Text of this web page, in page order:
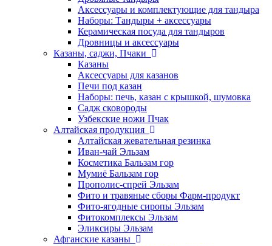
Аксессуары и комплектующие для тандыра
Наборы: Тандыры + аксессуары
Керамическая посуда для тандыров
Дровницы и аксессуары
Казаны, саджи, Пчаки
Казаны
Аксессуары для казанов
Печи под казан
Наборы: печь, казан с крышкой, шумовка
Садж сковороды
Узбекские ножи Пчак
Алтайская продукция
Алтайская жевательная резинка
Иван-чай Эльзам
Косметика Бальзам гор
Мумиё Бальзам гор
Прополис-спрей Эльзам
Фито и травяные сборы Фарм-продукт
Фито-ягодные сиропы Эльзам
Фитокомплексы Эльзам
Эликсиры Эльзам
Афганские казаны